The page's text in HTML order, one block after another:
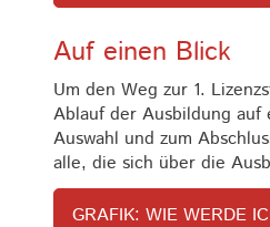
Auf einen Blick
Um den Weg zur 1.
Ablauf der Ausbildung
Auswahl und zum
alle, die sich über die
GRAFIK: WIE WERDE